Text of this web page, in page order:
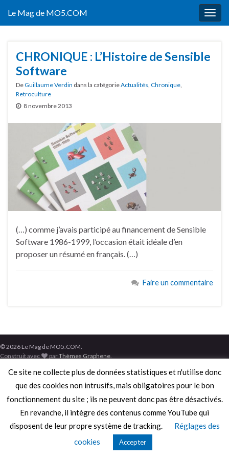
Le Mag de MO5.COM
CHRONIQUE : L’Histoire de Sensible
Software
DeGuillaume Verdin dans la catégorieActualités, Chronique,
Retroculture
8 novembre 2013
(…) comme j’avais participé au financement de Sensible
Software 1986-1999, l’occasion était idéale d’en
proposer un résumé en français. (…)
Faire un commentaire
© 2026 Le Mag de MO5.COM.
Construit avec
parThèmes Graphene.
Ce site ne collecte plus de données statistiques et n'utilise donc
que des cookies non intrusifs, mais obligatoires pour le bon
fonctionnement du site ; ils ne peuvent donc pas être désactivés.
En revanche, il intègre des contenus comme YouTube qui
disposent de leur propre système de tracking.
Réglages des
cookies
Accepter